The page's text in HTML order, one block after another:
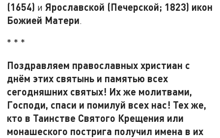
(1654) и Ярославской (Печерской; 1823) икон
Божией Матери.
* * *
Поздравляем православных христиан с
днём этих святынь и памятью всех
сегодняшних святых! Их же молитвами,
Господи, спаси и помилуй всех нас! Тех же,
кто в Таинстве Святого Крещения или
монашеского пострига получил имена в их